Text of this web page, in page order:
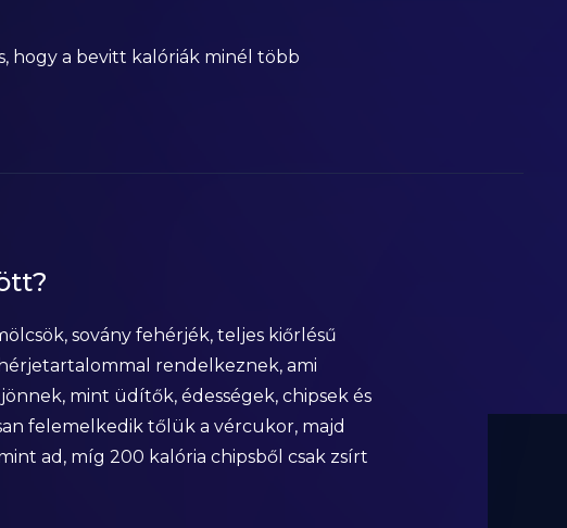
hogy a bevitt kalóriák minél több
sovány fehérjék, teljes kiőrlésű
rendelkeznek, ami
mint üdítők, édességek, chipsek és
felemelkedik tőlük a vércukor, majd
ad, míg 200 kalória chipsből csak zsírt